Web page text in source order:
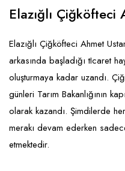
Ev Hizmetleri
Sağlık Güzellik
Turizm - Eğlence
Market FMGC - Katlı
Mobilya ve Ev
Oyuncak ve
Takı
Yapı Malzemesi -
Gayrimenkul
Gıda ve Sarf
Güvenlik - Temizlik
Giyim - Aksesuar
Hukuk - Marka -
Isıtma - Soğutma ve
Elazığlı Çiğköfteci
Elazığlı Çiğköfteci Ahmet
arkasında başladığı tIcaret
oluşturmaya kadar uzandı.
günleri Tarım Bakanlığının
olarak kazandı. Şimdilerde
merakı devam ederken
etmektedir.